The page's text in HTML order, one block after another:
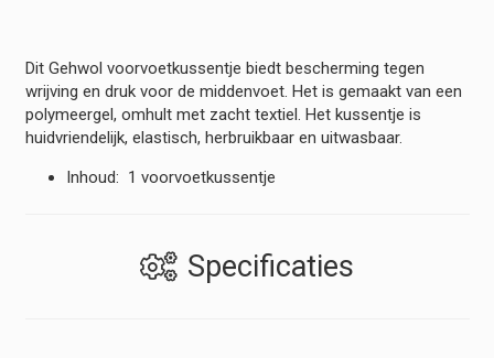
Dit Gehwol voorvoetkussentje biedt bescherming tegen
wrijving en druk voor de middenvoet. Het is gemaakt van een
polymeergel, omhult met zacht textiel. Het kussentje is
huidvriendelijk, elastisch, herbruikbaar en uitwasbaar.
Inhoud: 1 voorvoetkussentje
Specificaties